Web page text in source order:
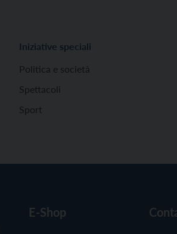
Iniziative speciali
Politica e società
Spettacoli
Sport
E-Shop